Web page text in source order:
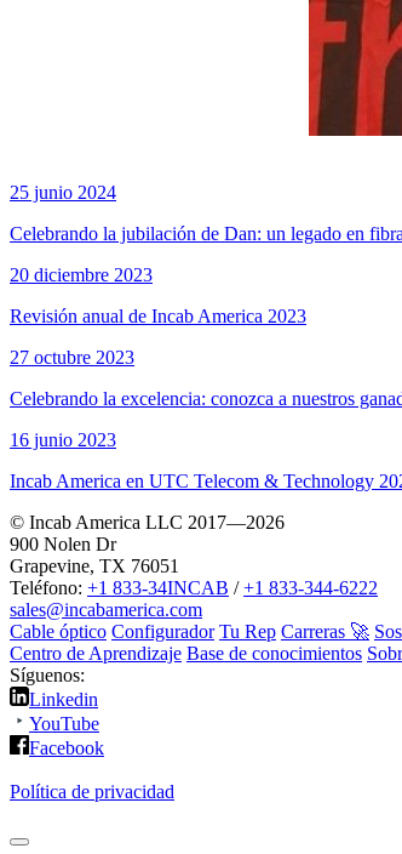
25 junio 2024
Celebrando la jubilación de Dan: un legado en
20 diciembre 2023
Revisión anual de Incab America 2023
27 octubre 2023
Celebrando la excelencia: conozca a nuestros
16 junio 2023
Incab America en UTC Telecom & Technology
© Incab America LLC 2017—2026
900 Nolen Dr
Grapevine, TX 76051
Teléfono: +1 833-34INCAB /+1 833-344-6222
sales@incabamerica.com
Cable óptico Configurador Tu Rep Carreras 🚀
Centro de Aprendizaje Base de conocimientos
Síguenos:
Linkedin
YouTube
Facebook
Política de privacidad